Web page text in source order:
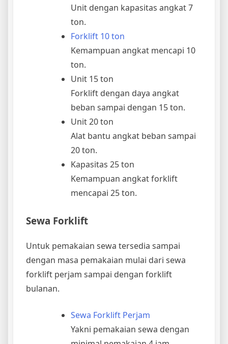
Unit dengan kapasitas angkat 7
ton.
Forklift 10 ton
Kemampuan angkat mencapi 10
ton.
Unit 15 ton
Forklift dengan daya angkat
beban sampai dengan 15 ton.
Unit 20 ton
Alat bantu angkat beban sampai
20 ton.
Kapasitas 25 ton
Kemampuan angkat forklift
mencapai 25 ton.
Sewa Forklift
Untuk pemakaian sewa tersedia sampai
dengan masa pemakaian mulai dari sewa
forklift perjam sampai dengan forklift
bulanan.
Sewa Forklift Perjam
Yakni pemakaian sewa dengan